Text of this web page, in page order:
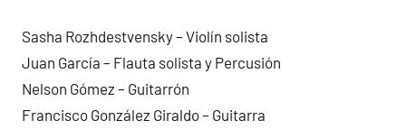
Sasha Rozhdestvensky – Violín solista
Juan García – Flauta solista y Percusión
Nelson Gómez – Guitarrón
Francisco González Giraldo – Guitarra